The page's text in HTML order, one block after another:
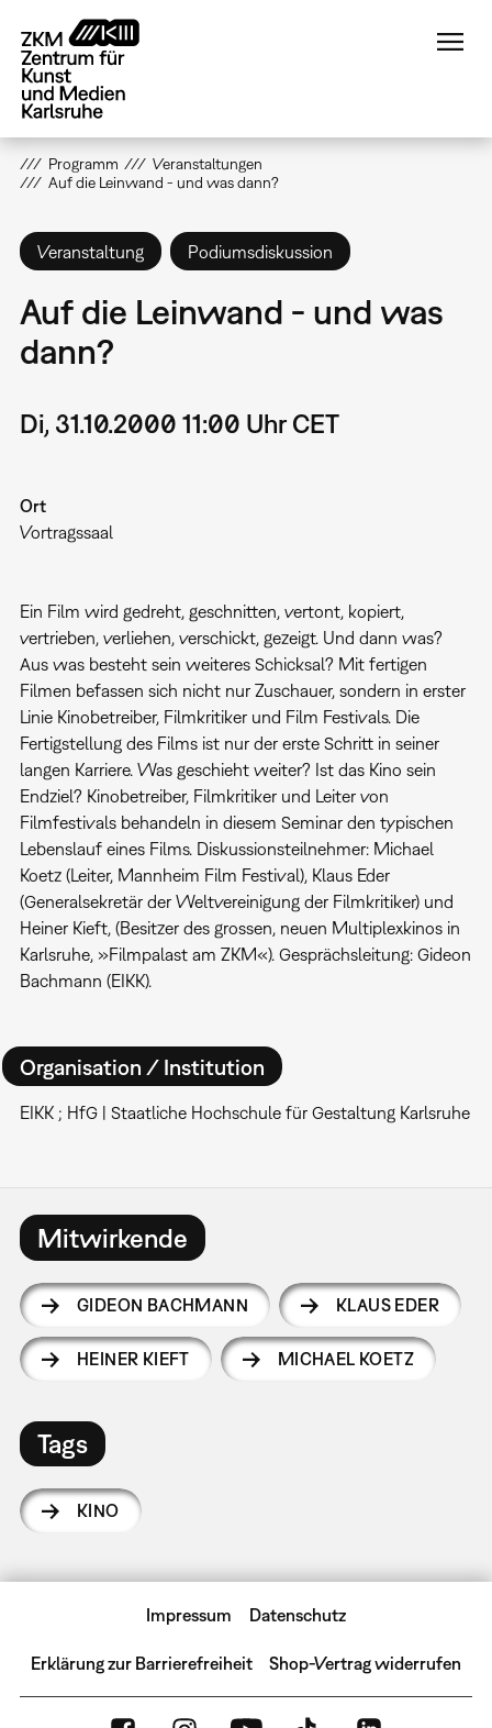
zum
Inhalt
Programm
Veranstaltungen
Auf die Leinwand - und was dann?
Veranstaltung Podiumsdiskussion
Auf die Leinwand - und was
dann?
Di, 31.10.2000 11:00 Uhr CET
Ort
Vortragssaal
Ein Film wird gedreht, geschnitten, vertont, kopiert,
vertrieben, verliehen, verschickt, gezeigt. Und dann was?
Aus was besteht sein weiteres Schicksal? Mit fertigen
Filmen befassen sich nicht nur Zuschauer, sondern in erster
Linie Kinobetreiber, Filmkritiker und Film Festivals. Die
Fertigstellung des Films ist nur der erste Schritt in seiner
langen Karriere. Was geschieht weiter? Ist das Kino sein
Endziel? Kinobetreiber, Filmkritiker und Leiter von
Filmfestivals behandeln in diesem Seminar den typischen
Lebenslauf eines Films. Diskussionsteilnehmer: Michael
Koetz (Leiter, Mannheim Film Festival), Klaus Eder
(Generalsekretär der Weltvereinigung der Filmkritiker) und
Heiner Kieft, (Besitzer des grossen, neuen Multiplexkinos in
Karlsruhe, »Filmpalast am ZKM«). Gesprächsleitung: Gideon
Bachmann (EIKK).
Organisation / Institution
EIKK ; HfG | Staatliche Hochschule für Gestaltung Karlsruhe
Mitwirkende
GIDEON BACHMANN KLAUS EDER
HEINER KIEFT MICHAEL KOETZ
Tags
KINO
Impressum Datenschutz
Erklärung zur Barrierefreiheit Shop-Vertrag widerrufen